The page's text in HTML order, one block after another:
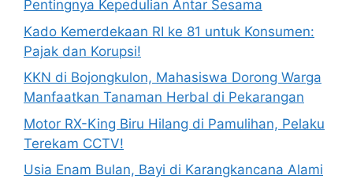
Pentingnya Kepedulian Antar Sesama
Kado Kemerdekaan RI ke 81 untuk Konsumen:
Pajak dan Korupsi!
KKN di Bojongkulon, Mahasiswa Dorong Warga
Manfaatkan Tanaman Herbal di Pekarangan
Motor RX-King Biru Hilang di Pamulihan, Pelaku
Terekam CCTV!
Usia Enam Bulan, Bayi di Karangkancana Alami